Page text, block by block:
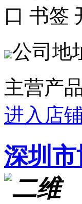
口 书签
公司地
主营产
进入店
深圳